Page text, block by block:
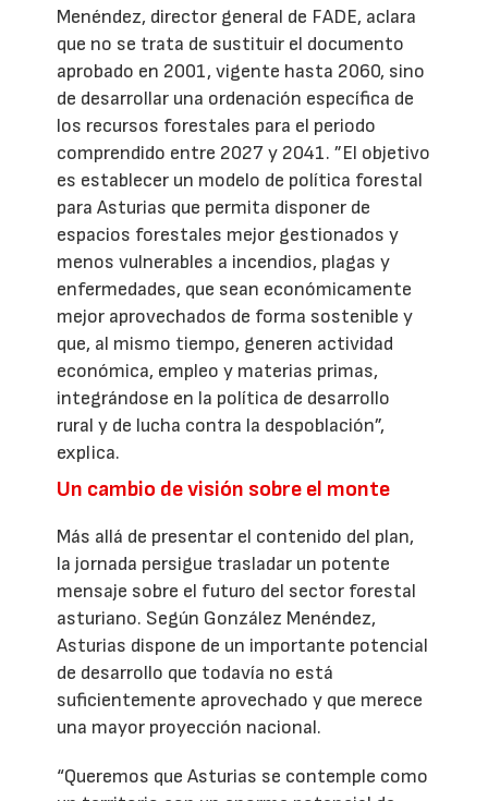
Menéndez, director general de FADE, aclara
que no se trata de sustituir el documento
aprobado en 2001, vigente hasta 2060, sino
de desarrollar una ordenación específica de
los recursos forestales para el periodo
comprendido entre 2027 y 2041. ”El objetivo
es establecer un modelo de política forestal
para Asturias que permita disponer de
espacios forestales mejor gestionados y
menos vulnerables a incendios, plagas y
enfermedades, que sean económicamente
mejor aprovechados de forma sostenible y
que, al mismo tiempo, generen actividad
económica, empleo y materias primas,
integrándose en la política de desarrollo
rural y de lucha contra la despoblación”,
explica.
Un cambio de visión sobre el monte
Más allá de presentar el contenido del plan,
la jornada persigue trasladar un potente
mensaje sobre el futuro del sector forestal
asturiano. Según González Menéndez,
Asturias dispone de un importante potencial
de desarrollo que todavía no está
suficientemente aprovechado y que merece
una mayor proyección nacional.
“Queremos que Asturias se contemple como